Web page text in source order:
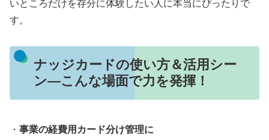
いところだけを存分に体験したい人に本当にぴったりで
す。
ナッジカードの使い方＆活用シー
ン―こんな場面で力を発揮！
・ 事業の経費用カード分け管理に